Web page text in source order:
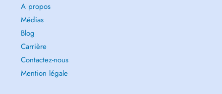
A propos
Médias
Blog
Carrière
Contactez-nous
Mention légale